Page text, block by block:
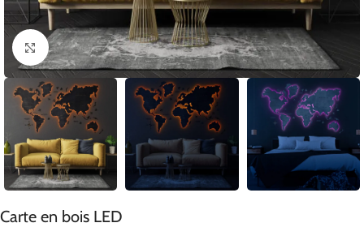
Cliquez pour agrandir
Carte en bois LED